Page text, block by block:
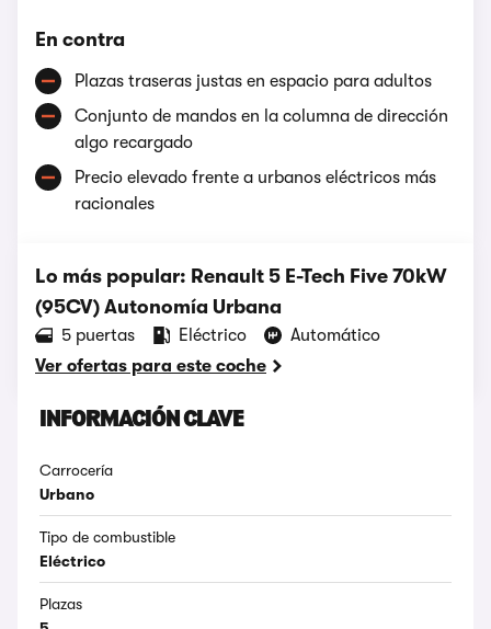
En contra
Plazas traseras justas en espacio para adultos
Conjunto de mandos en la columna de dirección
algo recargado
Precio elevado frente a urbanos eléctricos más
racionales
Lo más popular: Renault 5 E-Tech Five 70kW
(95CV) Autonomía Urbana
5 puertas Eléctrico
Automático
Ver ofertas para este coche
INFORMACIÓN CLAVE
Carrocería
Urbano
Tipo de combustible
Eléctrico
Plazas